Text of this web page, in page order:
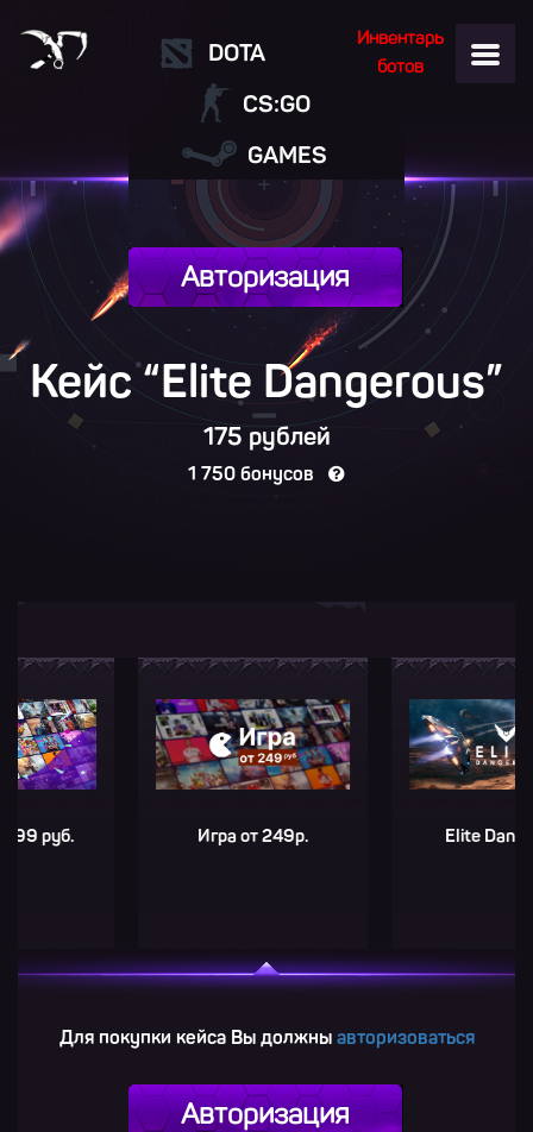
Инвентарь
ботов
DOTA
CS:GO
GAMES
Авторизация
Кейс “Elite Dangerous”
175 рублей
1 750 бонусов
Игра от 249р. Elite Dangerous
Для покупки кейса Вы должны авторизоваться
Авторизация